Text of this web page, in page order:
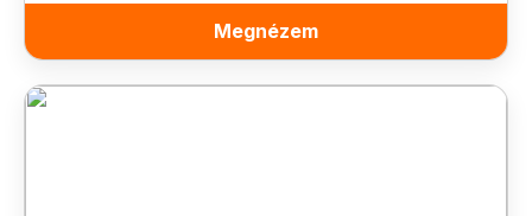
Megnézem